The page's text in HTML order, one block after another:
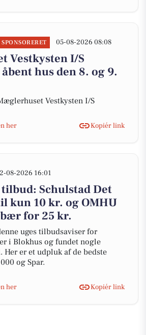
SPONSORERET 05-08-2026 08:08
Vestkysten I/S
hus den 8. og 9.
Vestkysten I/S
her Kopiér link
08-2026 16:01
Schulstad Det
kun 10 kr. og OMHU
for 25 kr.
uges tilbudsaviser for
i Blokhus og fundet nogle
Her er et udpluk af de bedste
og Spar.
her Kopiér link